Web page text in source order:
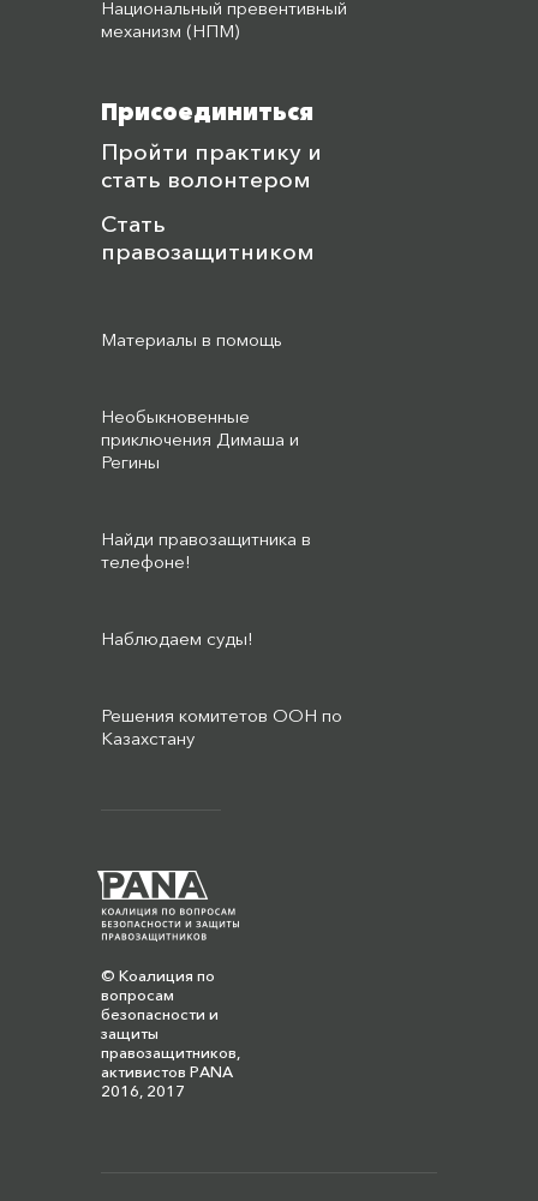
© Коалиция по
вопросам
безопасности и
защиты
правозащитников,
активистов PANA
2016, 2017
Национальный превентивный
механизм (НПМ)
Присоединиться
Пройти практику и
стать волонтером
Стать
правозащитником
Материалы в помощь
Необыкновенные
приключения Димаша и
Регины
Найди правозащитника в
телефоне!
Наблюдаем суды!
Решения комитетов ООН по
Казахстану